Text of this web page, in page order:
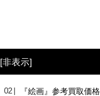
[非表示]
『絵画』参考買取価格